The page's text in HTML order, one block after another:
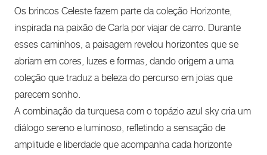
Os brincos Celeste fazem parte da coleção Horizonte,
inspirada na paixão de Carla por viajar de carro. Durante
esses caminhos, a paisagem revelou horizontes que se
abriam em cores, luzes e formas, dando origem a uma
coleção que traduz a beleza do percurso em joias que
parecem sonho.
A combinação da turquesa com o topázio azul sky cria um
diálogo sereno e luminoso, refletindo a sensação de
amplitude e liberdade que acompanha cada horizonte